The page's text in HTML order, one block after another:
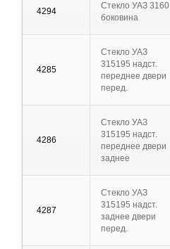
4294
Стекло УАЗ 3160
боковина
4285
Стекло УАЗ
315195 надст.
переднее двери
перед.
4286
Стекло УАЗ
315195 надст.
переднее двери
заднее
4287
Стекло УАЗ
315195 надст.
заднее двери
перед.